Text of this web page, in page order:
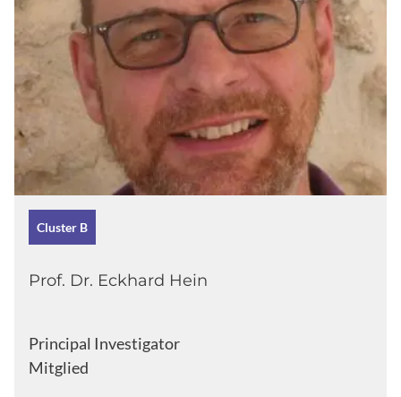
Cluster B
Prof. Dr. Eckhard Hein
Principal Investigator
Mitglied